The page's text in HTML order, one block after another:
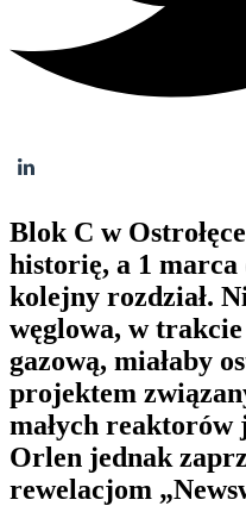
Blok C w
historię, a 1 marca
kolejny rozdział.
węglowa, w
gazową, miałaby
projektem
małych
Orlen jednak
rewelacjom